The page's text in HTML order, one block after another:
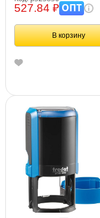
527.84 ₽ОПТ
В корзину